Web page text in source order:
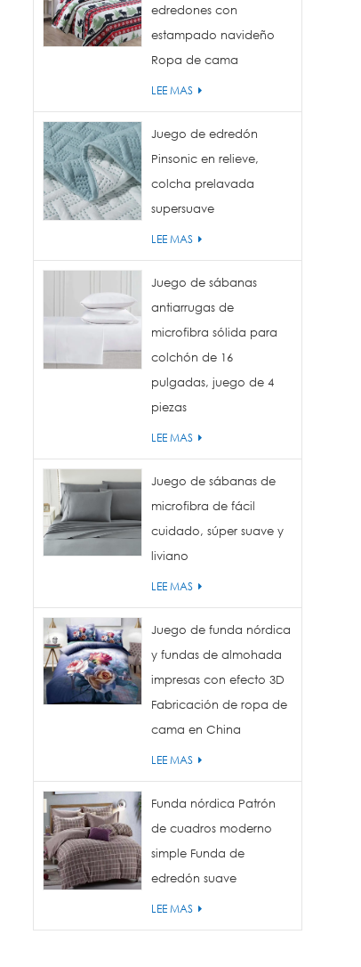
edredones con
estampado navideño
Ropa de cama
LEE MAS
Juego de edredón
Pinsonic en relieve,
colcha prelavada
supersuave
LEE MAS
Juego de sábanas
antiarrugas de
microfibra sólida para
colchón de 16
pulgadas, juego de 4
piezas
LEE MAS
Juego de sábanas de
microfibra de fácil
cuidado, súper suave y
liviano
LEE MAS
Juego de funda nórdica
y fundas de almohada
impresas con efecto 3D
Fabricación de ropa de
cama en China
LEE MAS
Funda nórdica Patrón
de cuadros moderno
simple Funda de
edredón suave
LEE MAS